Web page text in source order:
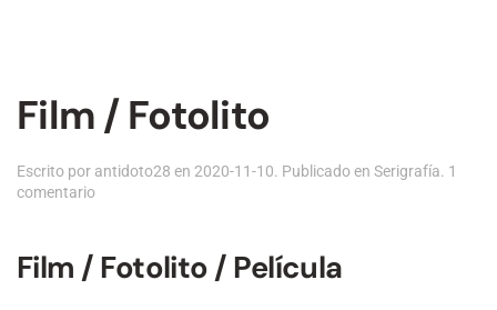
Film / Fotolito
Escrito por antidoto28 en 2020-11-10. Publicado en Serigrafía. 1
comentarioen
Fotolito
Film / Fotolito / Película